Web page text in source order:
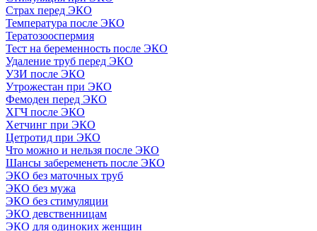
Страх перед ЭКО
Температура после ЭКО
Тератозооспермия
Тест на беременность после ЭКО
Удаление труб перед ЭКО
УЗИ после ЭКО
Утрожестан при ЭКО
Фемоден перед ЭКО
ХГЧ после ЭКО
Хетчинг при ЭКО
Цетротид при ЭКО
Что можно и нельзя после ЭКО
Шансы забеременеть после ЭКО
ЭКО без маточных труб
ЭКО без мужа
ЭКО без стимуляции
ЭКО девственницам
ЭКО для одиноких женщин